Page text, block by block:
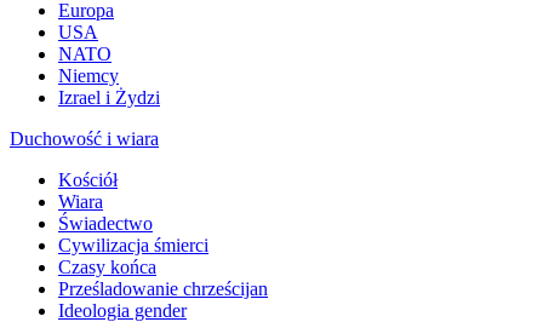
Europa
USA
NATO
Niemcy
Izrael i Żydzi
Duchowość i wiara
Kościół
Wiara
Świadectwo
Cywilizacja śmierci
Czasy końca
Prześladowanie chrześcijan
Ideologia gender